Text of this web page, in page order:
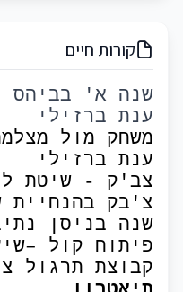
קורות חיים
שנה א' בביהס
ענת ברזילי
משחק מול
ענת ברזילי
צב'ק - שיטת
צ'בק בהנחיית
שנה בניסן
פיתוח קול
קבוצת תרגול